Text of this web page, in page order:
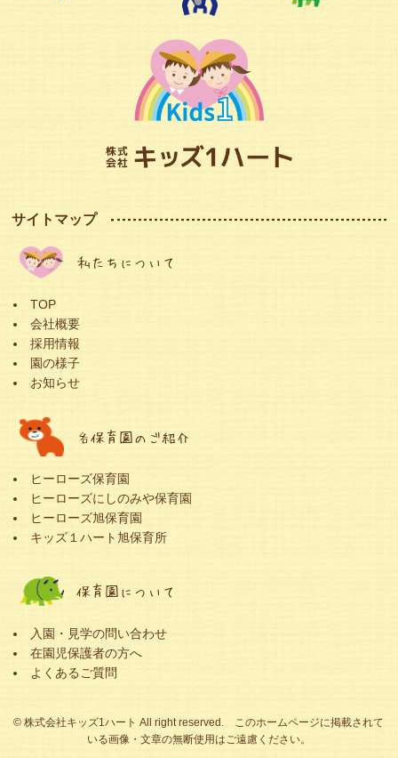
サイトマップ
私たちについて
TOP
会社概要
採用情報
園の様子
お知らせ
各保育園のご紹介
ヒーローズ保育園
ヒーローズにしのみや保育園
ヒーローズ旭保育園
キッズ１ハート旭保育所
保育園について
入園・見学の問い合わせ
在園児保護者の方へ
よくあるご質問
© 株式会社キッズ1ハート All right reserved. このホームページに掲載されて
いる画像・文章の無断使用はご遠慮ください。